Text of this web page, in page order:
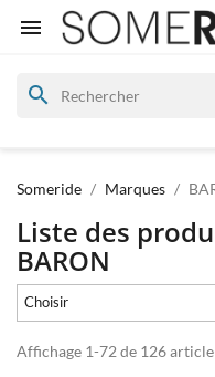

search
Someride Marques
Liste des
BARON
Choisir
Affichage 1-72 de 126